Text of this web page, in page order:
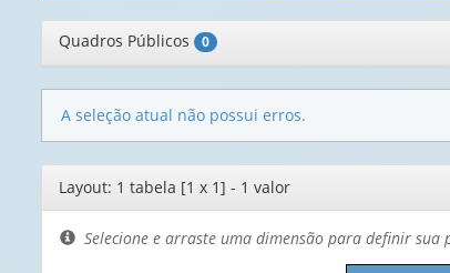
Quadros Públicos 0
A seleção atual não possui erros.
Editor
de
layout
Layout: 1 tabela [1 x 1] - 1 valor
Selecione e arraste uma dimensão para definir sua